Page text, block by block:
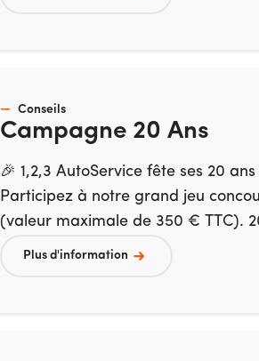
Conseils
Campagne 20 Ans
🎉 1,2,3 AutoService fête ses 20
Participez à notre grand jeu
(valeur maximale de 350 € TTC).
Plus d'information